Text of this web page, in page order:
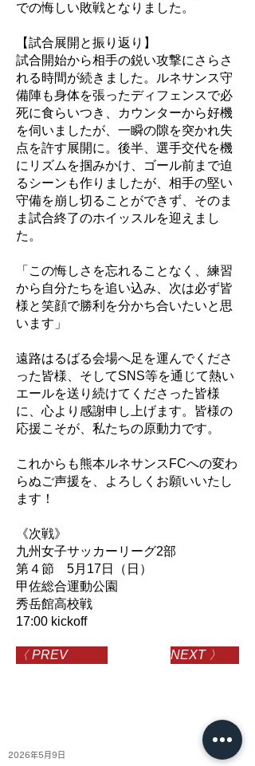
での悔しい敗戦となりました。
【試合展開と振り返り】
試合開始から相手の鋭い攻撃にさらさ
れる時間が続きました。ルネサンス守
備陣も身体を張ったディフェンスで必
死に食らいつき、カウンターから好機
を伺いましたが、一瞬の隙を突かれ失
点を許す展開に。後半、選手交代を機
にリズムを掴みかけ、ゴール前まで迫
るシーンも作りましたが、相手の堅い
守備を崩し切ることができず、そのま
ま試合終了のホイッスルを迎えまし
た。
「この悔しさを忘れることなく、練習
から自分たちを追い込み、次は必ず皆
様と笑顔で勝利を分かち合いたいと思
います」
遠路はるばる会場へ足を運んでくださ
った皆様、そしてSNS等を通じて熱い
エールを送り続けてくださった皆様
に、心より感謝申し上げます。皆様の
応援こそが、私たちの原動力です。
これからも熊本ルネサンスFCへの変わ
らぬご声援を、よろしくお願いいたし
ます！
《次戦》
九州女子サッカーリーグ2部
第４節 5月17日（日）
甲佐総合運動公園
秀岳館高校戦
17:00 kickoff
〈 PREV NEXT 〉
2026年5月9日